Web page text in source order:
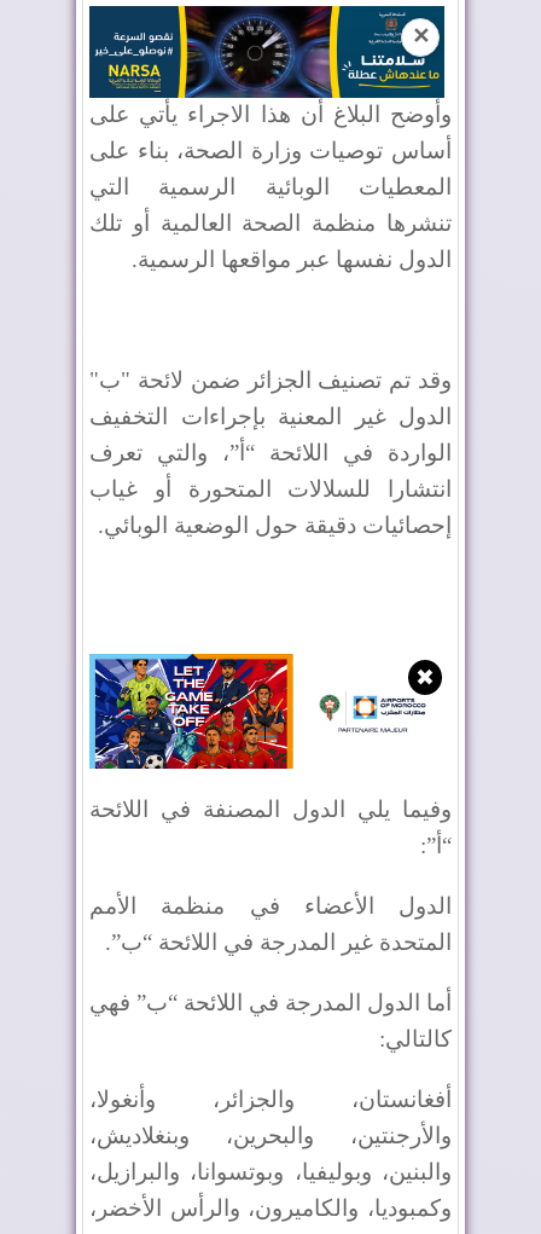
✕
وأوضح البلاغ أن هذا الاجراء يأتي على
أساس توصيات وزارة الصحة، بناء على
المعطيات الوبائية الرسمية التي
تنشرها منظمة الصحة العالمية أو تلك
الدول نفسها عبر مواقعها الرسمية.
وقد تم تصنيف الجزائر ضمن لائحة "ب"
الدول غير المعنية بإجراءات التخفيف
الواردة في اللائحة “أ”، والتي تعرف
انتشارا للسلالات المتحورة أو غياب
إحصائيات دقيقة حول الوضعية الوبائي.
✖
وفيما يلي الدول المصنفة في اللائحة
“أ”:
الدول الأعضاء في منظمة الأمم
المتحدة غير المدرجة في اللائحة “ب”.
أما الدول المدرجة في اللائحة “ب” فهي
كالتالي:
أفغانستان، والجزائر، وأنغولا،
والأرجنتين، والبحرين، وبنغلاديش،
والبنين، وبوليفيا، وبوتسوانا، والبرازيل،
وكمبوديا، والكاميرون، والرأس الأخضر،